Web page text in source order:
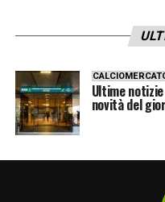
Ultime
novità del